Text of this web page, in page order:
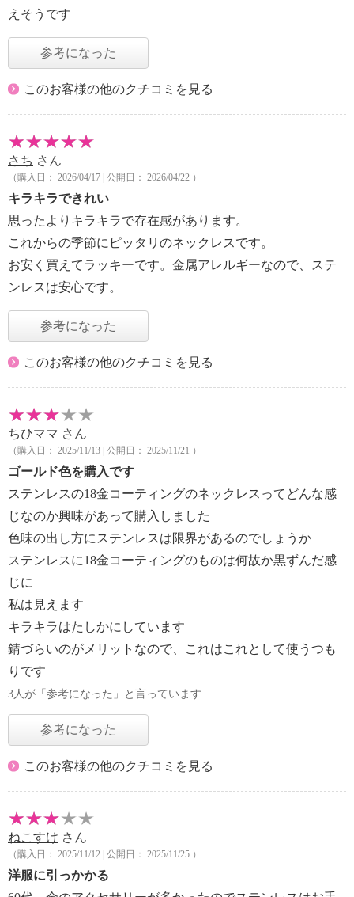
えそうです
参考になった
このお客様の他のクチコミを見る
さち さん
（購入日： 2026/04/17 | 公開日： 2026/04/22 ）
キラキラできれい
思ったよりキラキラで存在感があります。
これからの季節にピッタリのネックレスです。
お安く買えてラッキーです。金属アレルギーなので、ステ
ンレスは安心です。
参考になった
このお客様の他のクチコミを見る
ちひママ さん
（購入日： 2025/11/13 | 公開日： 2025/11/21 ）
ゴールド色を購入です
ステンレスの18金コーティングのネックレスってどんな感
じなのか興味があって購入しました
色味の出し方にステンレスは限界があるのでしょうか
ステンレスに18金コーティングのものは何故か黒ずんだ感
じに
私は見えます
キラキラはたしかにしています
錆づらいのがメリットなので、これはこれとして使うつも
りです
3人が「参考になった」と言っています
参考になった
このお客様の他のクチコミを見る
ねこすけ さん
（購入日： 2025/11/12 | 公開日： 2025/11/25 ）
洋服に引っかかる